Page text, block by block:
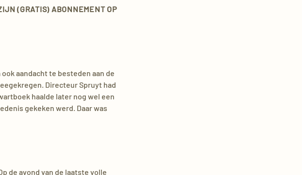
(GRATIS) ABONNEMENT OP
aandacht te besteden aan de
Directeur Spruyt had
haalde later nog wel een
gekeken werd. Daar was
de avond van de laatste volle